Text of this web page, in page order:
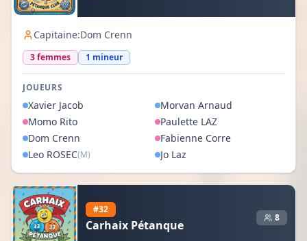
Capitaine:Dom Crenn
3femmes 1 mineur
JOUEURS
Xavier Jacob Morvan Arnaud
Momo Rito Paulette LAZ
Dom Crenn Fabienne Corre
Leo ROSEC(M) Jo Laz
#32
Carhaix Pétanque
8